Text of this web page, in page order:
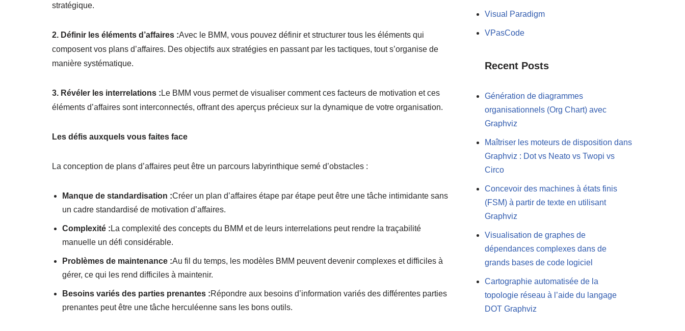
stratégique.
2. Définir les éléments d’affaires :Avec le BMM, vous pouvez définir et structurer tous les éléments qui
composent vos plans d’affaires. Des objectifs aux stratégies en passant par les tactiques, tout s’organise de
manière systématique.
3. Révéler les interrelations : Le BMM vous permet de visualiser comment ces facteurs de motivation et ces
éléments d’affaires sont interconnectés, offrant des aperçus précieux sur la dynamique de votre organisation.
Les défis auxquels vous faites face
La conception de plans d’affaires peut être un parcours labyrinthique semé d’obstacles :
Manque de standardisation :Créer un plan d’affaires étape par étape peut être une tâche intimidante sans
un cadre standardisé de motivation d’affaires.
Complexité : La complexité des concepts du BMM et de leurs interrelations peut rendre la traçabilité
manuelle un défi considérable.
Problèmes de maintenance :Au fil du temps, les modèles BMM peuvent devenir complexes et difficiles à
gérer, ce qui les rend difficiles à maintenir.
Besoins variés des parties prenantes :Répondre aux besoins d’information variés des différentes parties
prenantes peut être une tâche herculéenne sans les bons outils.
Visual Paradigm
VPasCode
Recent Posts
Génération de diagrammes
organisationnels (Org Chart) avec
Graphviz
Maîtriser les moteurs de disposition dans
Graphviz : Dot vs Neato vs Twopi vs
Circo
Concevoir des machines à états finis
(FSM) à partir de texte en utilisant
Graphviz
Visualisation de graphes de
dépendances complexes dans de
grands bases de code logiciel
Cartographie automatisée de la
topologie réseau à l’aide du langage
DOT Graphviz